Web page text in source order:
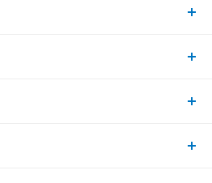
ップ
トップ